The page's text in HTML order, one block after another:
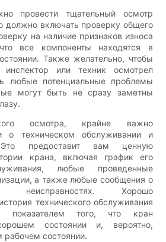
провести тщательный осмотр
должно включать проверку общего
на наличие признаков износа
все компоненты находятся в
Также желательно, чтобы
инспектор или техник осмотрел
любые потенциальные проблемы
могут быть не сразу заметны
осмотра, крайне важно
о техническом обслуживании и
предоставит вам ценную
крана, включая график его
любые проведенные
а также любые сообщения о
неисправностях. Хорошо
технического обслуживания
показателем того, что кран
состоянии и, вероятно,
рабочем состоянии.